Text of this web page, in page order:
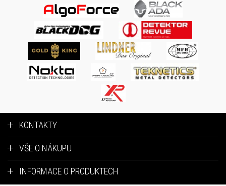
KONTAKTY
VŠE O NÁKUPU
INFORMACE O PRODUKTECH